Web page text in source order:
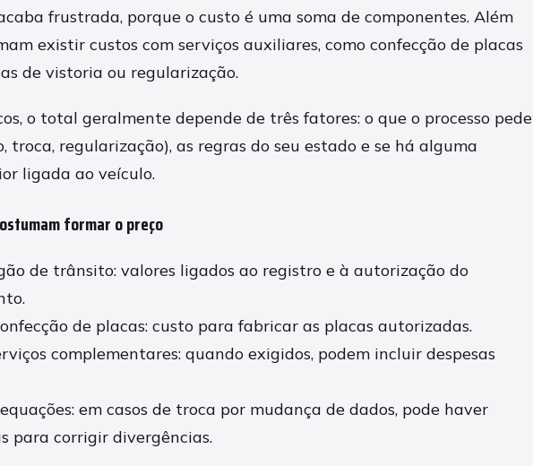
frustrada, porque o custo é uma soma de componentes. Além
existir custos com serviços auxiliares, como confecção de placas
de vistoria ou regularização.
o total geralmente depende de três fatores: o que o processo pede
troca, regularização), as regras do seu estado e se há alguma
ligada ao veículo.
formar o preço
de trânsito: valores ligados ao registro e à autorização do
de placas: custo para fabricar as placas autorizadas.
complementares: quando exigidos, podem incluir despesas
em casos de troca por mudança de dados, pode haver
para corrigir divergências.